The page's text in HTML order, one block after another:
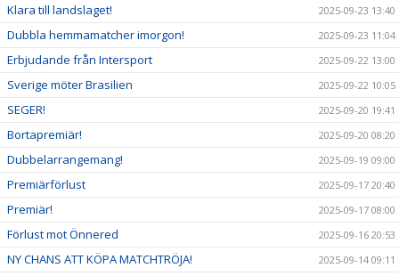
Klara till landslaget! 2025-09-23 13:40
Dubbla hemmamatcher imorgon! 2025-09-23 11:04
Erbjudande från Intersport 2025-09-22 13:00
Sverige möter Brasilien 2025-09-22 10:05
SEGER! 2025-09-20 19:41
Bortapremiär! 2025-09-20 08:20
Dubbelarrangemang! 2025-09-19 09:00
Premiärförlust 2025-09-17 20:40
Premiär! 2025-09-17 08:00
Förlust mot Önnered 2025-09-16 20:53
NY CHANS ATT KÖPA MATCHTRÖJA! 2025-09-14 09:11